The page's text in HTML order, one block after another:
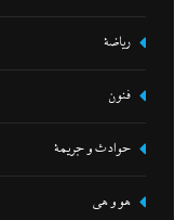
رياضة
فنون
حوادث و جريمة
هو و هي